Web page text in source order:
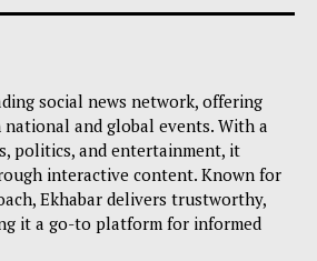
social news network, offering
and global events. With a
politics, and entertainment, it
interactive content. Known for
Ekhabar delivers trustworthy,
it a go-to platform for informed